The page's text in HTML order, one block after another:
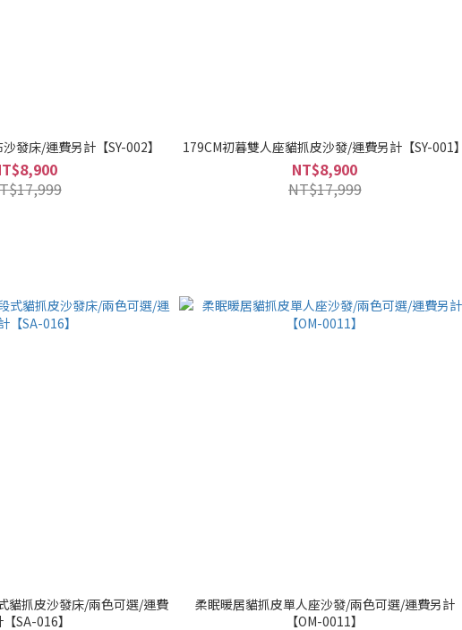
發床/運費另計【SY-002】 179CM初暮雙人座貓抓皮沙發/運費另計【SY-001】
NT$8,900
NT$17,999
貓抓皮沙發床/兩色可選/運費
SA-016】
柔眠暖居貓抓皮單人座沙發/兩色可選/運費另計
【OM-0011】